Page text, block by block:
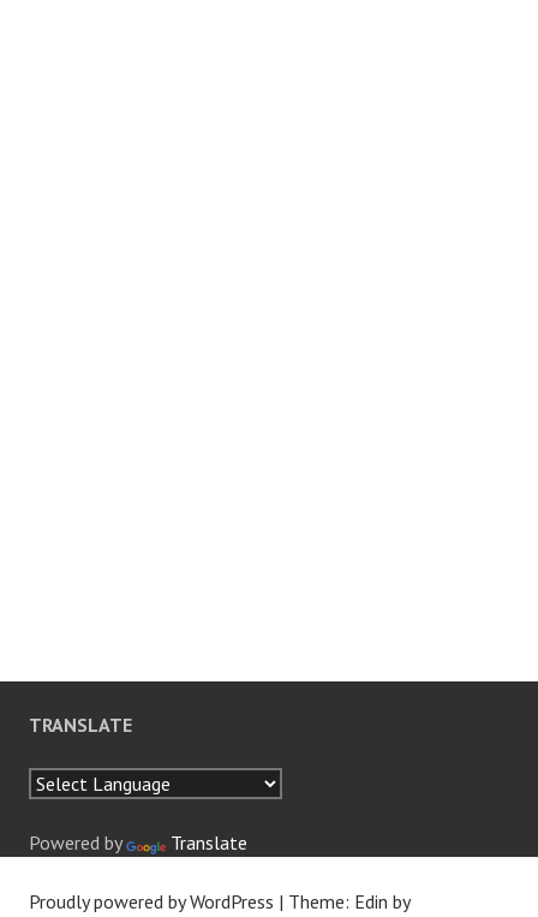
TRANSLATE
Powered by Translate
Proudly powered by WordPress | Theme: Edin by